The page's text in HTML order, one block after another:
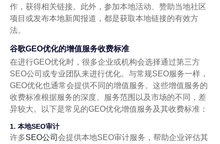
作，获得相关链接。此外，参加本地活动、赞助当地社区
项目或发布本地新闻报道，都是获取本地链接的有效方
法。
谷歌GEO优化的增值服务收费标准
在进行GEO优化时，很多企业或机构会选择通过第三方
SEO公司或专业团队来进行优化。与常规SEO服务一样，
GEO优化也通常会提供不同的增值服务。这些增值服务的
收费标准根据服务的深度、服务范围以及市场的不同，差
异较大。以下是常见的GEO优化增值服务及其收费标准：
1. 本地SEO审计
许多SEO公司 会提供本地SEO审计服务，帮助企业评估其